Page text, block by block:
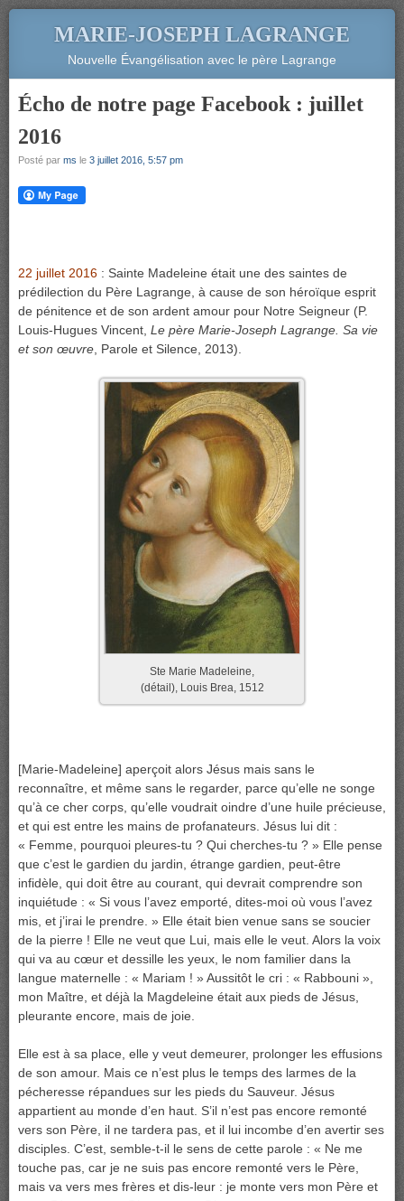
MARIE-JOSEPH LAGRANGE
Nouvelle Évangélisation avec le père Lagrange
Écho de notre page Facebook : juillet
2016
Posté par ms le 3 juillet 2016, 5:57 pm
22 juillet 2016 : Sainte Madeleine était une des saintes de
prédilection du Père Lagrange, à cause de son héroïque esprit
de pénitence et de son ardent amour pour Notre Seigneur (P.
Louis-Hugues Vincent, Le père Marie-Joseph Lagrange. Sa vie
et son œuvre , Parole et Silence, 2013).
Ste Marie Madeleine,
(détail), Louis Brea, 1512
[Marie-Madeleine] aperçoit alors Jésus mais sans le
reconnaître, et même sans le regarder, parce qu’elle ne songe
qu’à ce cher corps, qu’elle voudrait oindre d’une huile précieuse,
et qui est entre les mains de profanateurs. Jésus lui dit :
« Femme, pourquoi pleures-tu ? Qui cherches-tu ? » Elle pense
que c’est le gardien du jardin, étrange gardien, peut-être
infidèle, qui doit être au courant, qui devrait comprendre son
inquiétude : « Si vous l’avez emporté, dites-moi où vous l’avez
mis, et j’irai le prendre. » Elle était bien venue sans se soucier
de la pierre ! Elle ne veut que Lui, mais elle le veut. Alors la voix
qui va au cœur et dessille les yeux, le nom familier dans la
langue maternelle : « Mariam ! » Aussitôt le cri : « Rabbouni »,
mon Maître, et déjà la Magdeleine était aux pieds de Jésus,
pleurante encore, mais de joie.
Elle est à sa place, elle y veut demeurer, prolonger les effusions
de son amour. Mais ce n’est plus le temps des larmes de la
pécheresse répandues sur les pieds du Sauveur. Jésus
appartient au monde d’en haut. S’il n’est pas encore remonté
vers son Père, il ne tardera pas, et il lui incombe d’en avertir ses
disciples. C’est, semble-t-il le sens de cette parole : « Ne me
touche pas, car je ne suis pas encore remonté vers le Père,
mais va vers mes frères et dis-leur : je monte vers mon Père et